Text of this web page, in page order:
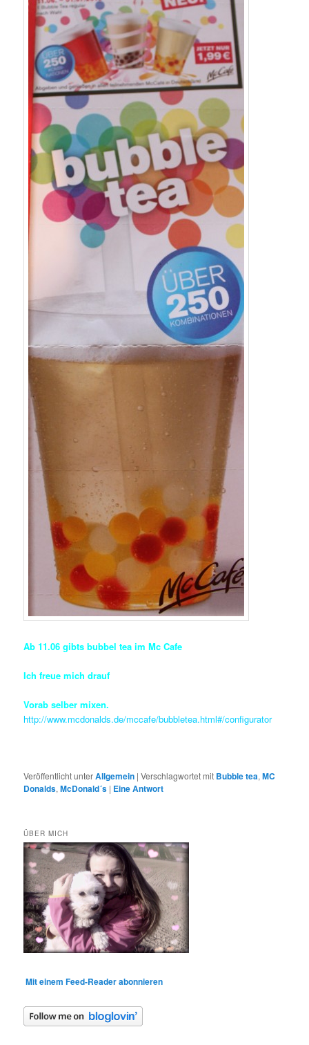
Ab 11.06 gibts bubbel tea im Mc Cafe
Ich freue mich drauf
Vorab selber mixen.
http://www.mcdonalds.de/mccafe/bubbletea.html#/configurator
Veröffentlicht unterAllgemein |Verschlagwortet mit Bubble tea,MC
Donalds,McDonald´s | EineAntwort
ÜBER MICH
Mit einem Feed-Reader abonnieren